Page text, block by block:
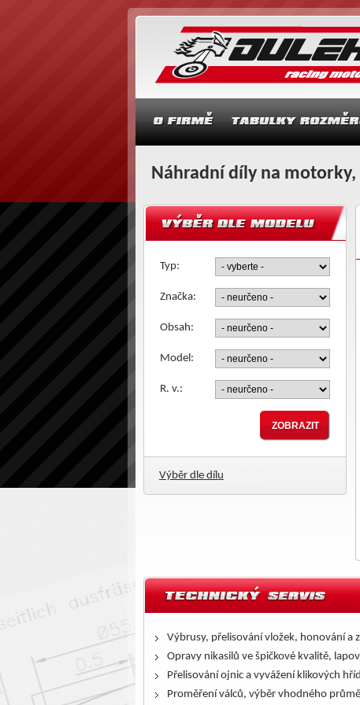
Náhradní díly na
Typ:
Značka:
Obsah:
Model:
R. v.:
Výběr dle dílu
Výbrusy, přelisování vložek, honování a
Opravy nikasilů ve špičkové kvalitě,
Přelisování ojnic a vyvážení klikových
Proměření válců, výběr vhodného